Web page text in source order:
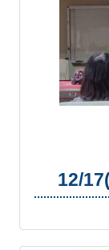
12/